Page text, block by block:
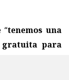
“tenemos una
gratuita para